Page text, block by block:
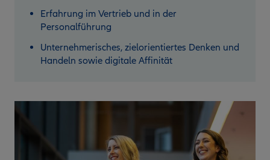
Erfahrung im Vertrieb und in der
Personalführung
Unternehmerisches, zielorientiertes Denken und
Handeln sowie digitale Affinität